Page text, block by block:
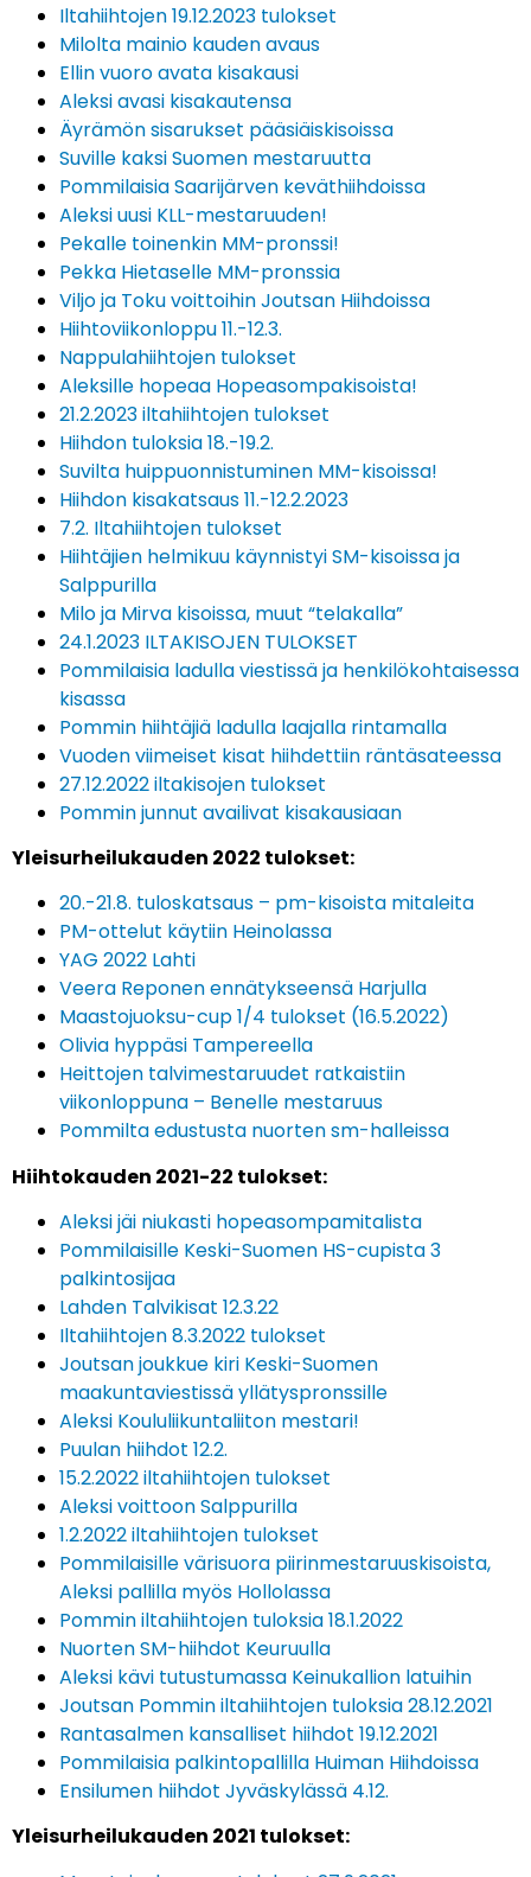
Iltahiihtojen 19.12.2023 tulokset
Milolta mainio kauden avaus
Ellin vuoro avata kisakausi
Aleksi avasi kisakautensa
Äyrämön sisarukset pääsiäiskisoissa
Suville kaksi Suomen mestaruutta
Pommilaisia Saarijärven keväthiihdoissa
Aleksi uusi KLL-mestaruuden!
Pekalle toinenkin MM-pronssi!
Pekka Hietaselle MM-pronssia
Viljo ja Toku voittoihin Joutsan Hiihdoissa
Hiihtoviikonloppu 11.-12.3.
Nappulahiihtojen tulokset
Aleksille hopeaa Hopeasompakisoista!
21.2.2023 iltahiihtojen tulokset
Hiihdon tuloksia 18.-19.2.
Suvilta huippuonnistuminen MM-kisoissa!
Hiihdon kisakatsaus 11.-12.2.2023
7.2. Iltahiihtojen tulokset
Hiihtäjien helmikuu käynnistyi SM-kisoissa ja
Salppurilla
Milo ja Mirva kisoissa, muut “telakalla”
24.1.2023 ILTAKISOJEN TULOKSET
Pommilaisia ladulla viestissä ja henkilökohtaisessa
kisassa
Pommin hiihtäjiä ladulla laajalla rintamalla
Vuoden viimeiset kisat hiihdettiin räntäsateessa
27.12.2022 iltakisojen tulokset
Pommin junnut availivat kisakausiaan
Yleisurheilukauden 2022 tulokset:
20.-21.8. tuloskatsaus – pm-kisoista mitaleita
PM-ottelut käytiin Heinolassa
YAG 2022 Lahti
Veera Reponen ennätykseensä Harjulla
Maastojuoksu-cup 1/4 tulokset (16.5.2022)
Olivia hyppäsi Tampereella
Heittojen talvimestaruudet ratkaistiin
viikonloppuna – Benelle mestaruus
Pommilta edustusta nuorten sm-halleissa
Hiihtokauden 2021-22 tulokset:
Aleksi jäi niukasti hopeasompamitalista
Pommilaisille Keski-Suomen HS-cupista 3
palkintosijaa
Lahden Talvikisat 12.3.22
Iltahiihtojen 8.3.2022 tulokset
Joutsan joukkue kiri Keski-Suomen
maakuntaviestissä yllätyspronssille
Aleksi Koululiikuntaliiton mestari!
Puulan hiihdot 12.2.
15.2.2022 iltahiihtojen tulokset
Aleksi voittoon Salppurilla
1.2.2022 iltahiihtojen tulokset
Pommilaisille värisuora piirinmestaruuskisoista,
Aleksi pallilla myös Hollolassa
Pommin iltahiihtojen tuloksia 18.1.2022
Nuorten SM-hiihdot Keuruulla
Aleksi kävi tutustumassa Keinukallion latuihin
Joutsan Pommin iltahiihtojen tuloksia 28.12.2021
Rantasalmen kansalliset hiihdot 19.12.2021
Pommilaisia palkintopallilla Huiman Hiihdoissa
Ensilumen hiihdot Jyväskylässä 4.12.
Yleisurheilukauden 2021 tulokset: